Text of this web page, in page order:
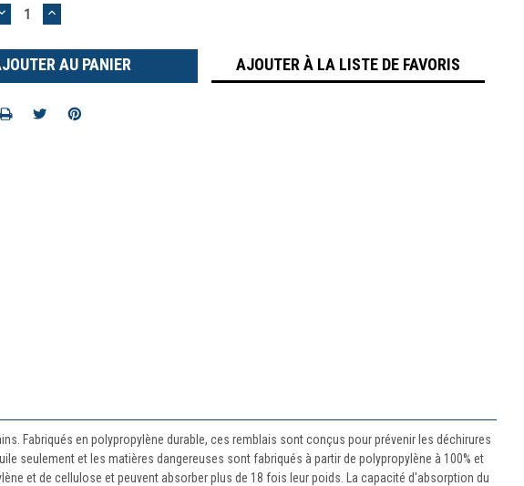
AUGMENTER
LA
:
AJOUTER À LA LISTE DE FAVORIS
Fabriqués en polypropylène durable, ces remblais sont conçus pour prévenir les déchirures
seulement et les matières dangereuses sont fabriqués à partir de polypropylène à 100% et
et de cellulose et peuvent absorber plus de 18 fois leur poids. La capacité d'absorption du